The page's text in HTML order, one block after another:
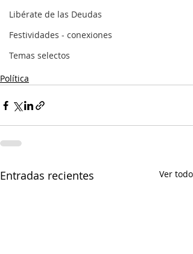
Libérate de las Deudas
Festividades - conexiones
Temas selectos
Política
Entradas recientes Ver todo